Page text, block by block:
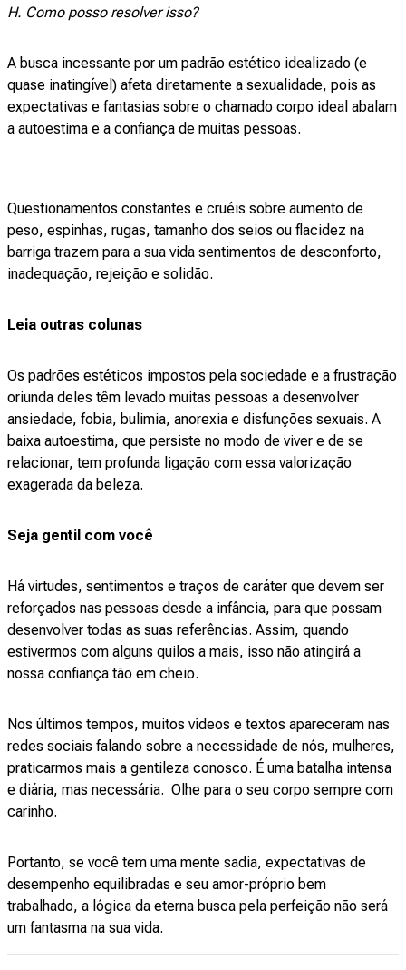
H. Como posso resolver isso?
A busca incessante por um padrão estético idealizado (e
quase inatingível) afeta diretamente a sexualidade, pois as
expectativas e fantasias sobre o chamado corpo ideal abalam
a autoestima e a confiança de muitas pessoas.
Questionamentos constantes e cruéis sobre aumento de
peso, espinhas, rugas, tamanho dos seios ou flacidez na
barriga trazem para a sua vida sentimentos de desconforto,
inadequação, rejeição e solidão.
Leia outras colunas
Os padrões estéticos impostos pela sociedade e a frustração
oriunda deles têm levado muitas pessoas a desenvolver
ansiedade, fobia, bulimia, anorexia e disfunções sexuais. A
baixa autoestima, que persiste no modo de viver e de se
relacionar, tem profunda ligação com essa valorização
exagerada da beleza.
Seja gentil com você
Há virtudes, sentimentos e traços de caráter que devem ser
reforçados nas pessoas desde a infância, para que possam
desenvolver todas as suas referências. Assim, quando
estivermos com alguns quilos a mais, isso não atingirá a
nossa confiança tão em cheio.
Nos últimos tempos, muitos vídeos e textos apareceram nas
redes sociais falando sobre a necessidade de nós, mulheres,
praticarmos mais a gentileza conosco. É uma batalha intensa
e diária, mas necessária. Olhe para o seu corpo sempre com
carinho.
Portanto, se você tem uma mente sadia, expectativas de
desempenho equilibradas e seu amor-próprio bem
trabalhado, a lógica da eterna busca pela perfeição não será
um fantasma na sua vida.